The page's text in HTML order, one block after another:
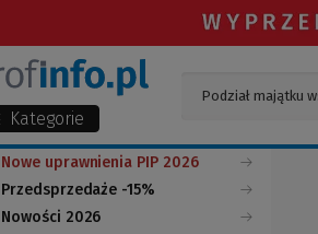
Kategorie
Nowe uprawnienia PIP 2026
Przedsprzedaże -15%
Nowości 2026